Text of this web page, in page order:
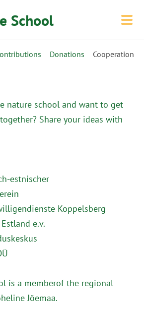
School
Donations Cooperation
nature school and want to get
Share your ideas with
estnischer
Koppelsberg
e.v.
is a memberof the regional
Jõemaa.